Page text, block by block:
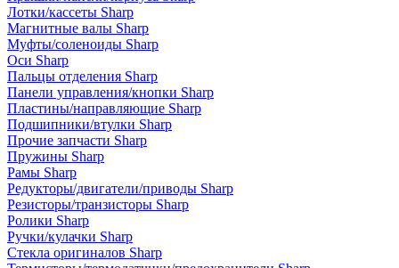
Лотки/кассеты Sharp
Магнитные валы Sharp
Муфты/соленоиды Sharp
Оси Sharp
Пальцы отделения Sharp
Панели управления/кнопки Sharp
Пластины/направляющие Sharp
Подшипники/втулки Sharp
Прочие запчасти Sharp
Пружины Sharp
Рамы Sharp
Редукторы/двигатели/приводы Sharp
Резисторы/транзисторы Sharp
Ролики Sharp
Ручки/кулачки Sharp
Стекла оригиналов Sharp